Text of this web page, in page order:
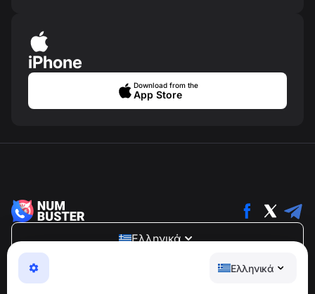
Ελληνικά
iPhone
Download from the
App Store
Ελληνικά
NumBuster © 2013—2026 ·
support@numbuster.com
Μια εύχρηστη εφαρμογή που σας προστατεύει από